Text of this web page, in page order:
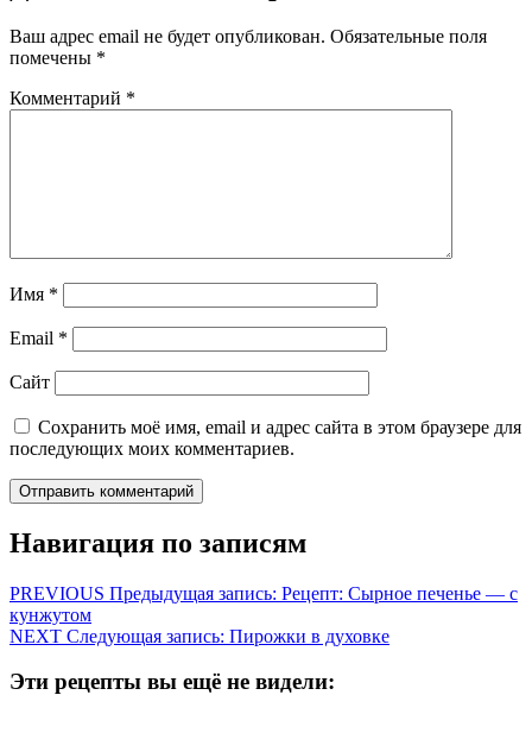
Ваш адрес email не будет опубликован. Обязательные поля
помечены *
Комментарий *
Имя *
Email *
Сайт
Сохранить моё имя, email и адрес сайта в этом браузере для
последующих моих комментариев.
Навигация по записям
PREVIOUS Предыдущая запись: Рецепт: Сырное печенье — с
кунжутом
NEXT Следующая запись: Пирожки в духовке
Эти рецепты вы ещё не видели: